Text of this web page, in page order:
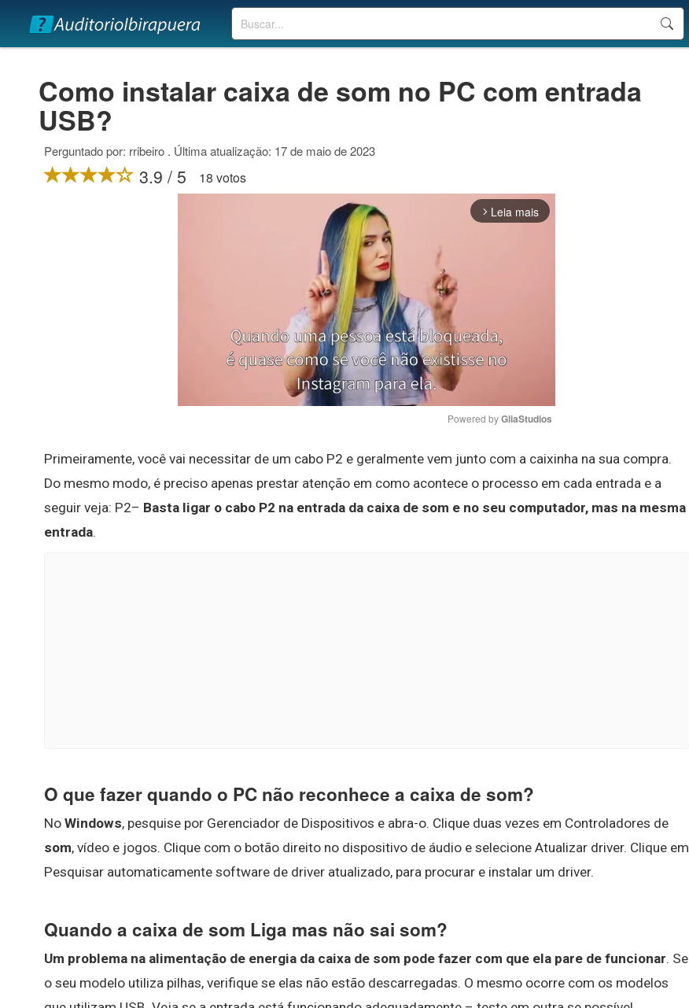
Buscar
Como instalar caixa de som no PC com entrada
USB?
Perguntado por: rribeiro . Última atualização: 17 de maio de 2023
3.9 / 5 18 votos
arrow_forward_ios Leia mais
Mute
Powered by GliaStudios
Primeiramente, você vai necessitar de um cabo P2 e geralmente vem junto com a caixinha na sua compra.
Do mesmo modo, é preciso apenas prestar atenção em como acontece o processo em cada entrada e a
seguir veja: P2– Basta ligar o cabo P2 na entrada da caixa de som e no seu computador, mas na mesma
entrada.
O que fazer quando o PC não reconhece a caixa de som?
No Windows, pesquise por Gerenciador de Dispositivos e abra-o. Clique duas vezes em Controladores de
som, vídeo e jogos. Clique com o botão direito no dispositivo de áudio e selecione Atualizar driver. Clique em
Pesquisar automaticamente software de driver atualizado, para procurar e instalar um driver.
Quando a caixa de som Liga mas não sai som?
Um problema na alimentação de energia da caixa de som pode fazer com que ela pare de funcionar. Se
o seu modelo utiliza pilhas, verifique se elas não estão descarregadas. O mesmo ocorre com os modelos